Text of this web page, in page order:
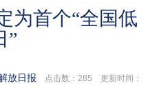
为首个“全国低
”
放日报 点击数： 285 更新时间：